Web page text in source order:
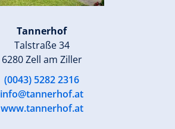
Tannerhof
Talstraße 34
6280 Zell am Ziller
(0043) 5282 2316
info@tannerhof.at
www.tannerhof.at